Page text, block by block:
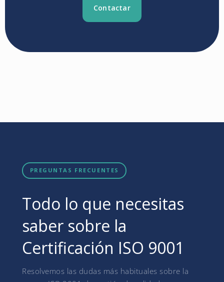
Contactar
PREGUNTAS FRECUENTES
Todo lo que necesitas
saber sobre la
Certificación ISO 9001
Resolvemos las dudas más habituales sobre la